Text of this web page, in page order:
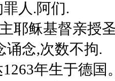
人.阿们.
稣基督亲授圣
诵念,次数不拘.
年生于德